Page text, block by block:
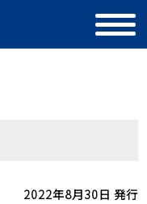
2022年8月30日 発行